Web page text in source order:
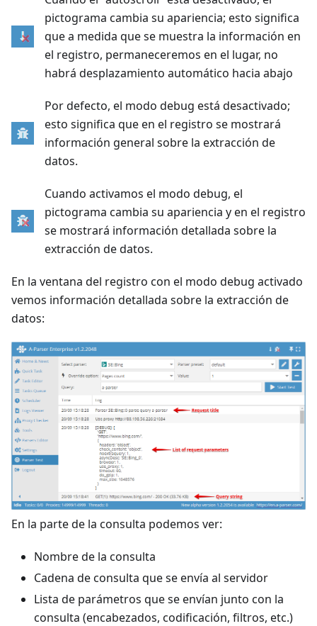
pictograma cambia su apariencia; esto significa
que a medida que se muestra la información en
el registro, permaneceremos en el lugar, no
habrá desplazamiento automático hacia abajo
Por defecto, el modo debug está desactivado;
esto significa que en el registro se mostrará
información general sobre la extracción de
datos.
Cuando activamos el modo debug, el
pictograma cambia su apariencia y en el registro
se mostrará información detallada sobre la
extracción de datos.
En la ventana del registro con el modo debug activado
vemos información detallada sobre la extracción de
datos:
En la parte de la consulta podemos ver:
Nombre de la consulta
Cadena de consulta que se envía al servidor
Lista de parámetros que se envían junto con la
consulta (encabezados, codificación, filtros, etc.)